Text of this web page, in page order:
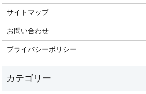
サイトマップ
お問い合わせ
プライバシーポリシー